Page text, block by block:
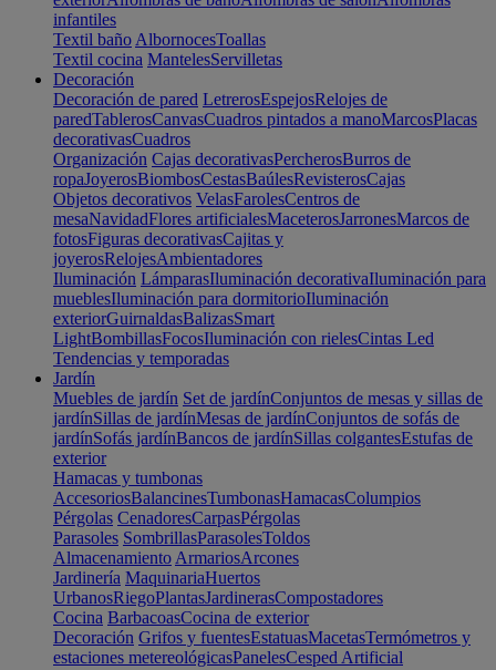
infantiles
Textil baño AlbornocesToallas
Textil cocina MantelesServilletas
Decoración
Decoración de pared LetrerosEspejosRelojes de
paredTablerosCanvasCuadros pintados a manoMarcosPlacas
decorativasCuadros
Organización Cajas decorativasPercherosBurros de
ropaJoyerosBiombosCestasBaúlesRevisterosCajas
Objetos decorativos VelasFarolesCentros de
mesaNavidadFlores artificialesMaceterosJarronesMarcos de
fotosFiguras decorativasCajitas y
joyerosRelojesAmbientadores
Iluminación LámparasIluminación decorativaIluminación para
mueblesIluminación para dormitorioIluminación
exteriorGuirnaldasBalizasSmart
LightBombillasFocosIluminación con rielesCintas Led
Tendencias y temporadas
Jardín
Muebles de jardín Set de jardínConjuntos de mesas y sillas de
jardínSillas de jardínMesas de jardínConjuntos de sofás de
jardínSofás jardínBancos de jardínSillas colgantesEstufas de
exterior
Hamacas y tumbonas
AccesoriosBalancinesTumbonasHamacasColumpios
Pérgolas CenadoresCarpasPérgolas
Parasoles SombrillasParasolesToldos
Almacenamiento ArmariosArcones
Jardinería MaquinariaHuertos
UrbanosRiegoPlantasJardinerasCompostadores
Cocina BarbacoasCocina de exterior
Decoración Grifos y fuentesEstatuasMacetasTermómetros y
estaciones metereológicasPanelesCesped Artificial